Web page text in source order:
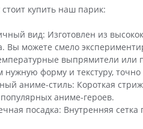
купить наш парик:
вид: Изготовлен из
Вы можете смело
выпрямители или
нужную форму и текстуру,
аниме-стиль: Короткая
аниме-героев.
посадка: Внутренняя